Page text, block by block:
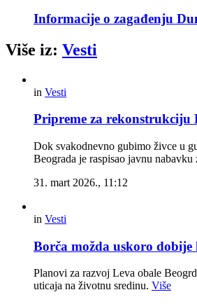
Informacije o zagađenju
Više iz: Vesti
in Vesti
Pripreme za rekonstrukciju
Dok svakodnevno gubimo živce u
Beograda je raspisao javnu
31. mart 2026., 11:12
in Vesti
Borča možda uskoro
Planovi za razvoj Leva obale
uticaja na životnu sredinu. Više